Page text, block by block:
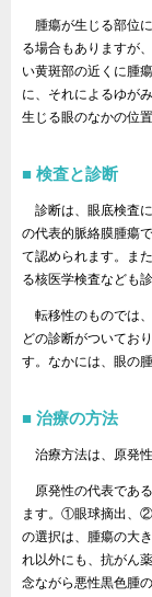
腫瘍が生じる部位に
る場合もありますが
い黄斑部の近くに腫
に、それによるゆが
生じる眼のなかの位
検査と診断
診断は、眼底検査
の代表的脈絡膜腫瘍
て認められます。ま
る核医学検査なども
転移性のものでは
どの診断がついてお
す。なかには、眼の
治療の方法
治療方法は、原発性
原発性の代表であ
ます。①眼球摘出、
の選択は、腫瘍の大
れ以外にも、抗がん
念ながら悪性黒色腫